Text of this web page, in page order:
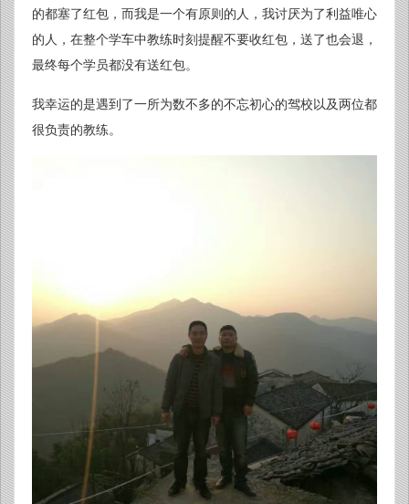
的都塞了红包，而我是一个有原则的人，我讨厌为了利益唯心
的人，在整个学车中教练时刻提醒不要收红包，送了也会退，
最终每个学员都没有送红包。
我幸运的是遇到了一所为数不多的不忘初心的驾校以及两位都
很负责的教练。